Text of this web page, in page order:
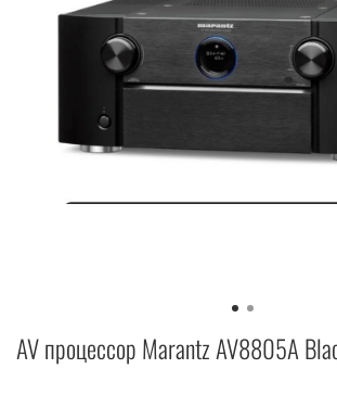
AV процессор Marantz AV8805A